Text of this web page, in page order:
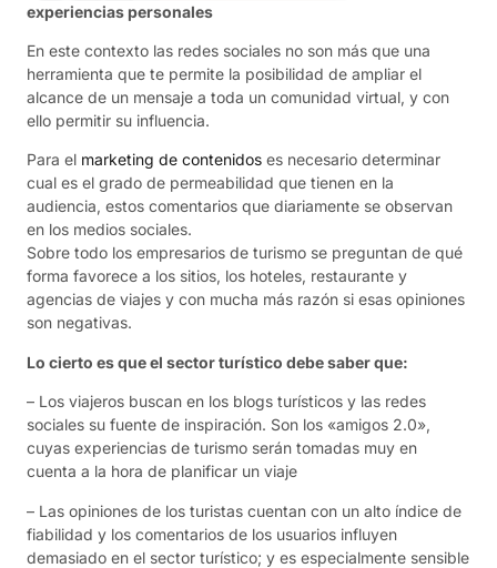
experiencias personales
En este contexto las redes sociales no son más que una
herramienta que te permite la posibilidad de ampliar el
alcance de un mensaje a toda un comunidad virtual, y con
ello permitir su influencia.
Para el marketing de contenidos es necesario determinar
cual es el grado de permeabilidad que tienen en la
audiencia, estos comentarios que diariamente se observan
en los medios sociales.
Sobre todo los empresarios de turismo se preguntan de qué
forma favorece a los sitios, los hoteles, restaurante y
agencias de viajes y con mucha más razón si esas opiniones
son negativas.
Lo cierto es que el sector turístico debe saber que:
– Los viajeros buscan en los blogs turísticos y las redes
sociales su fuente de inspiración. Son los «amigos 2.0»,
cuyas experiencias de turismo serán tomadas muy en
cuenta a la hora de planificar un viaje
– Las opiniones de los turistas cuentan con un alto índice de
fiabilidad y los comentarios de los usuarios influyen
demasiado en el sector turístico; y es especialmente sensible